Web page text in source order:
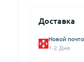
Доставка
Новой
1-2 Дня